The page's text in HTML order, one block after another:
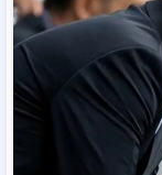
篮球录像
足球集锦
篮球集锦